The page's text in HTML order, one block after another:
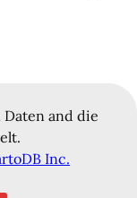
and die
Inc.